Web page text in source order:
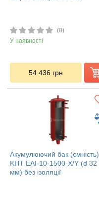
(0)
У наявності
54 436 грн
Акумулюючий бак (ємність)
KHT EAI-10-1500-X/Y (d 32
мм) без ізоляції